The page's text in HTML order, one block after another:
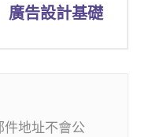
廣告設計基礎
地址不會公